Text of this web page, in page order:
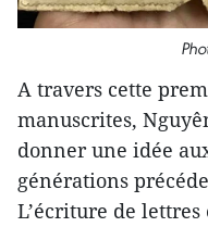
A travers cette
manuscrites,
donner une idée
générations
L’écriture de